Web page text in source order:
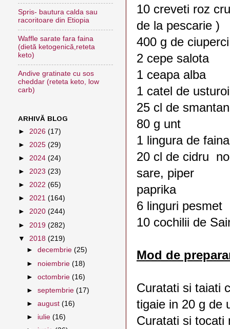
10 creveti roz
de la pescarie )
400 g de ciuperci
2 cepe salota
1 ceapa alba
1 catel de usturoi
25 cl de
80 g unt
1 lingura de faina
20 cl de cidru
sare, piper
paprika
6 linguri pesmet
10 cochilii de
Mod de
Curatati si taiati
tigaie in 20 g de
Curatati si tocati
Spris- bautura calda sau
racoritoare din Etiopia
Waffle sarate fara faina
(dietă ketogenică,reteta
keto)
Andive gratinate cu sos
cheddar (reteta keto, low
carb)
ARHIVĂ BLOG
► 2026 (17)
► 2025 (29)
► 2024 (24)
► 2023 (23)
► 2022 (65)
► 2021 (164)
► 2020 (244)
► 2019 (282)
▼ 2018 (219)
►decembrie(25)
► noiembrie(18)
►octombrie(16)
►septembrie(17)
►august(16)
► iulie(16)